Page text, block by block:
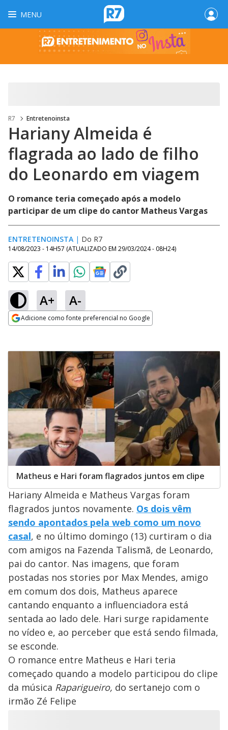
MENU
R7 Entretenoinsta
Hariany Almeida é
flagrada ao lado de filho
do Leonardo em viagem
O romance teria começado após a modelo
participar de um clipe do cantor Matheus Vargas
ENTRETENOINSTA | Do R7
14/08/2023 - 14H57 (ATUALIZADO EM 29/03/2024 - 08H24)
A+ A-
Adicione como fonte preferencial no Google
Matheus e Hari foram flagrados juntos em clipe
Hariany Almeida e Matheus Vargas foram
flagrados juntos novamente. Os dois vêm
sendo apontados pela web como um novo
casal, e no último domingo (13) curtiram o dia
com amigos na Fazenda Talismã, de Leonardo,
pai do cantor. Nas imagens, que foram
postadas nos stories por Max Mendes, amigo
em comum dos dois, Matheus aparece
cantando enquanto a influenciadora está
sentada ao lado dele. Hari surge rapidamente
no vídeo e, ao perceber que está sendo filmada,
se esconde.
O romance entre Matheus e Hari teria
começado quando a modelo participou do clipe
da música Raparigueiro, do sertanejo com o
irmão Zé Felipe